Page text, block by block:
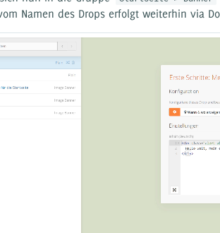
Namen des Drops erfolgt weiterhin via